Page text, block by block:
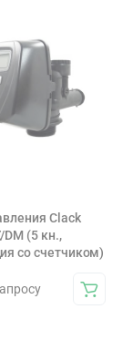
Clack
DM (5 кн.,
со счетчиком)